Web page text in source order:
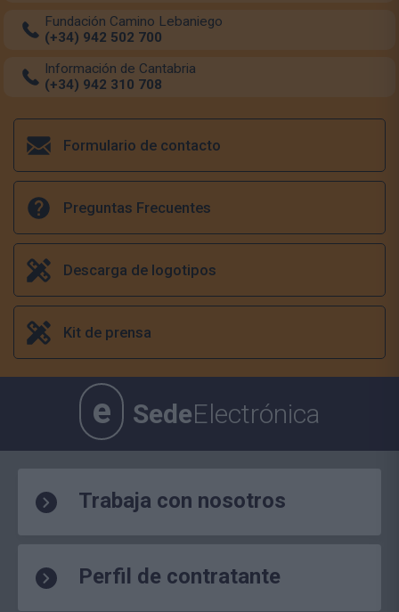
Fundación Camino Lebaniego
(+34) 942 502 700
Información de Cantabria
(+34) 942 310 708
Formulario de contacto
Preguntas Frecuentes
Descarga de logotipos
Kit de prensa
e SedeElectrónica
Trabaja con nosotros
Perfil de contratante